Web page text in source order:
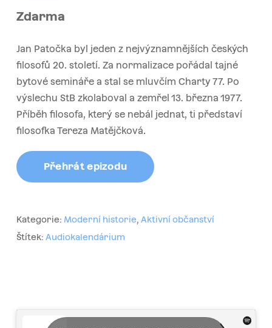
Zdarma
Jan Patočka byl jeden z nejvýznamnějších českých
filosofů 20. století. Za normalizace pořádal tajné
bytové semináře a stal se mluvčím Charty 77. Po
výslechu StB zkolaboval a zemřel 13. března 1977.
Příběh filosofa, který se nebál jednat, ti představí
filosofka Tereza Matějčková.
Přehrát epizodu
Kategorie: Moderní historie, Aktivní občanství
Štítek: Audiokalendárium